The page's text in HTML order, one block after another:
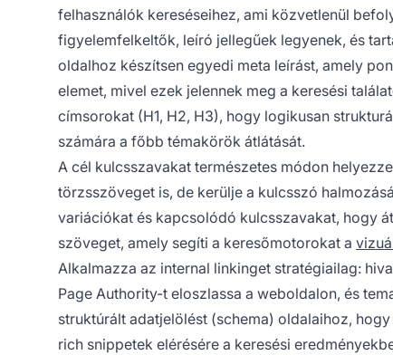
felhasználók kereséseihez, ami közvetlenül
figyelemfelkeltők, leíró jellegűek legyenek, és
oldalhoz készítsen egyedi meta leírást, amely
elemet, mivel ezek jelennek meg a keresési
címsorokat (H1, H2, H3), hogy logikusan
számára a főbb témakörök átlátását.
A cél kulcsszavakat természetes módon
törzsszöveget is, de kerülje a kulcsszó
variációkat és kapcsolódó kulcsszavakat, hogy
szöveget, amely segíti a keresőmotorokat a
Alkalmazza az internal linkinget stratégiailag:
Page Authority-t eloszlassa a weboldalon, és
struktúrált adatjelölést (schema) oldalaihoz,
rich snippetek elérésére a keresési